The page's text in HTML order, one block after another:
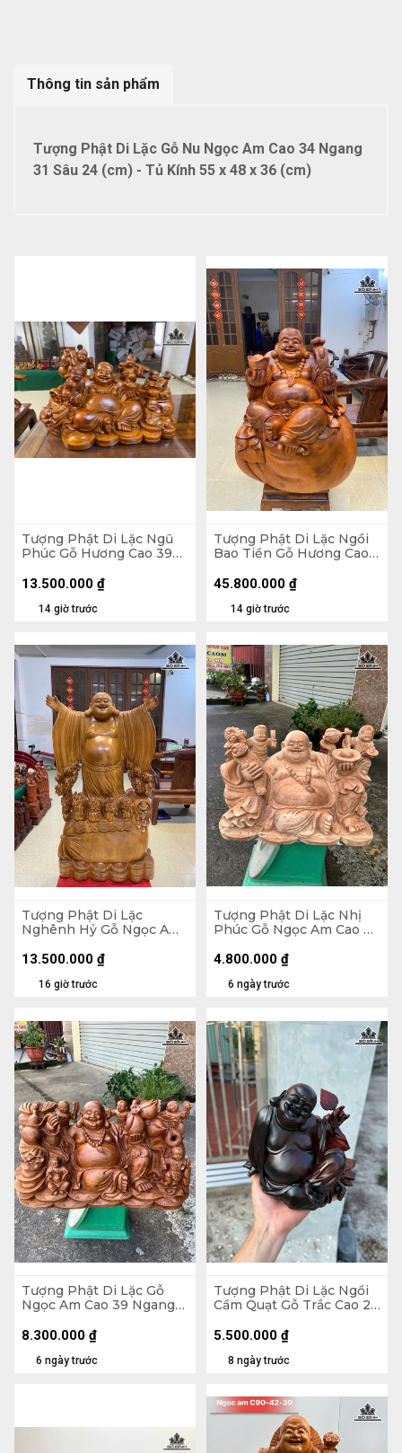
Thông tin sản phẩm
Tượng Phật Di Lặc Gỗ Nu Ngọc Am Cao 34 Ngang
31 Sâu 24 (cm) - Tủ Kính 55 x 48 x 36 (cm)
Tượng Phật Di Lặc Ngũ
Phúc Gỗ Hương Cao 39
14 giờ trước
13.500.000 ₫
Tượng Phật Di Lặc Ngồi
Bao Tiền Gỗ Hương Cao
- 155kg
14 giờ trước
45.800.000 ₫
Tượng Phật Di Lặc
Nghênh Hỷ Gỗ Ngọc Am
(cm)
16 giờ trước
13.500.000 ₫
Tượng Phật Di Lặc Nhị
Phúc Gỗ Ngọc Am Cao 30
6 ngày trước
4.800.000 ₫
Tượng Phật Di Lặc Gỗ
Ngọc Am Cao 39 Ngang
6 ngày trước
8.300.000 ₫
Tượng Phật Di Lặc Ngồi
Cầm Quạt Gỗ Trắc Cao 20
8 ngày trước
5.500.000 ₫